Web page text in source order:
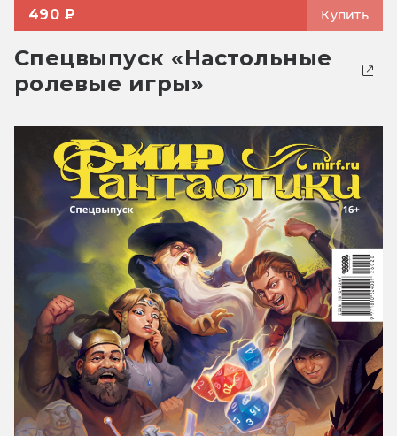
490 ₽ Купить
Спецвыпуск «Настольные
ролевые игры»